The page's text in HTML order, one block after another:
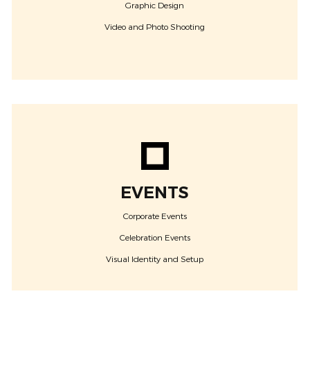
Graphic Design
Video and Photo Shooting
EVENTS
Corporate Events
Celebration Events
Visual Identity and Setup